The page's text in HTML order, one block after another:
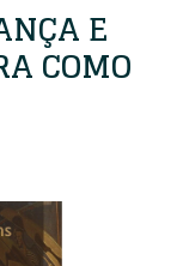
E
COMO